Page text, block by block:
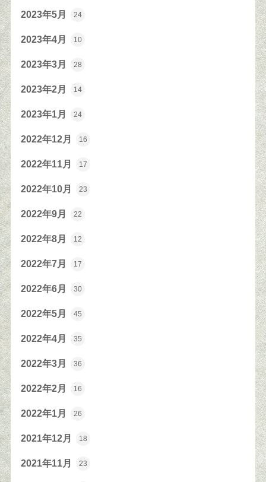
2023年5月 24
2023年4月 10
2023年3月 28
2023年2月 14
2023年1月 24
2022年12月 16
2022年11月 17
2022年10月 23
2022年9月 22
2022年8月 12
2022年7月 17
2022年6月 30
2022年5月 45
2022年4月 35
2022年3月 36
2022年2月 16
2022年1月 26
2021年12月 18
2021年11月 23